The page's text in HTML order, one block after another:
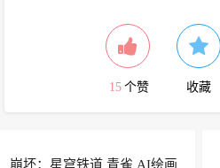
15 个赞 收藏
崩坏：星穹铁道 青雀 AI绘画